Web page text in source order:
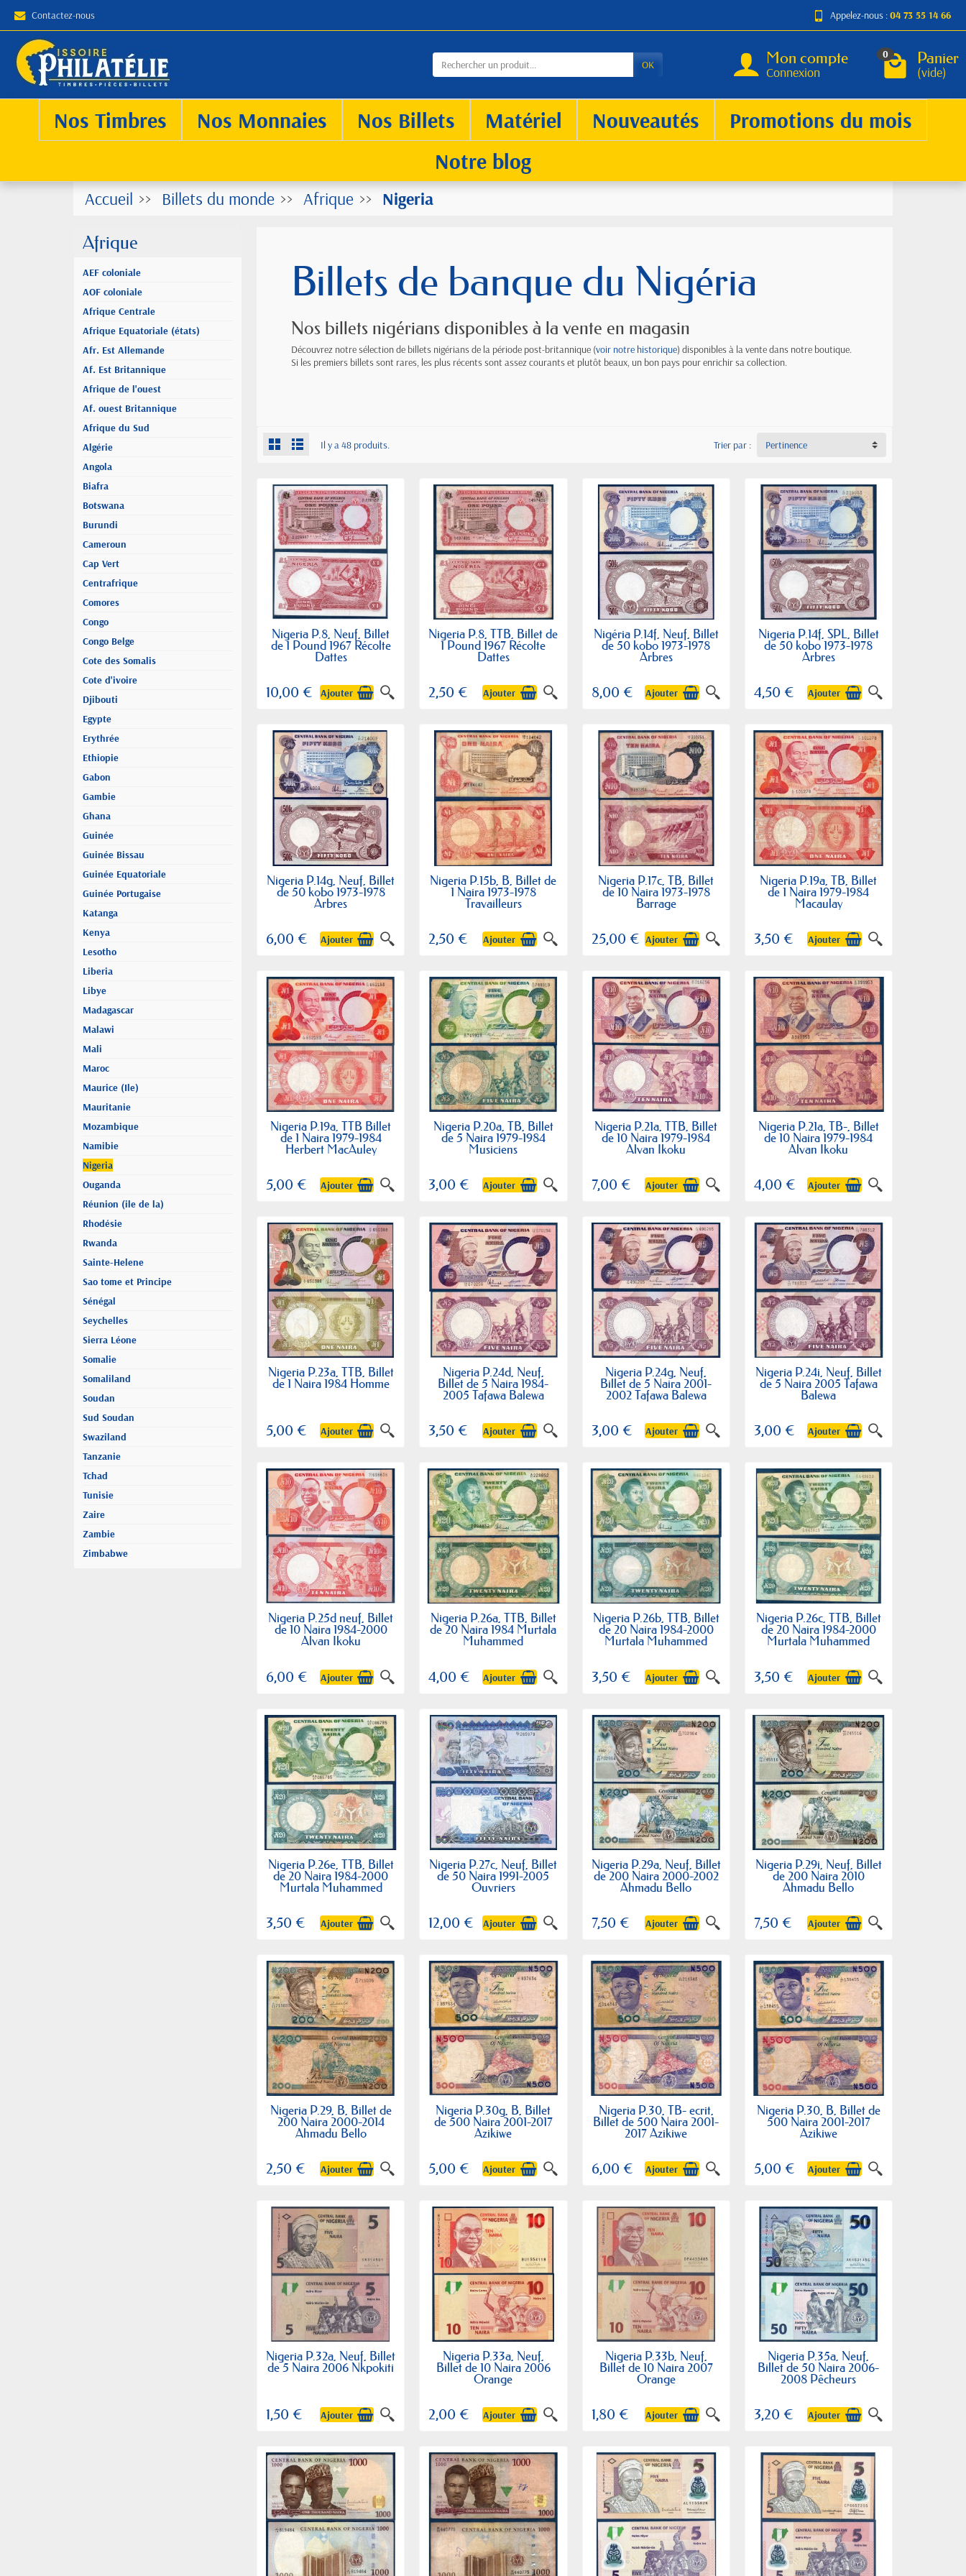
Contactez-nous Appelez-nous :04 73 55 14 66
OK Mon compte
Connexion
0 Panier
(vide)
Nos Timbres Nos Monnaies Nos Billets Matériel Nouveautés
Promotions du mois
Notre blog
Accueil Billets du monde Afrique Nigeria
Afrique
AEF coloniale
AOF coloniale
Afrique Centrale
Afrique Equatoriale (états)
Afr. Est Allemande
Af. Est Britannique
Afrique de l'ouest
Af. ouest Britannique
Afrique du Sud
Algérie
Angola
Biafra
Botswana
Burundi
Cameroun
Cap Vert
Centrafrique
Comores
Congo
Congo Belge
Cote des Somalis
Cote d'ivoire
Djibouti
Egypte
Erythrée
Ethiopie
Gabon
Gambie
Ghana
Guinée
Guinée Bissau
Guinée Equatoriale
Guinée Portugaise
Katanga
Kenya
Lesotho
Liberia
Libye
Madagascar
Malawi
Mali
Maroc
Maurice (Ile)
Mauritanie
Mozambique
Namibie
Nigeria
Ouganda
Réunion (ile de la)
Rhodésie
Rwanda
Sainte-Helene
Sao tome et Principe
Sénégal
Seychelles
Sierra Léone
Somalie
Somaliland
Soudan
Sud Soudan
Swaziland
Tanzanie
Tchad
Tunisie
Zaire
Zambie
Zimbabwe
Billets de banque du Nigéria
Nos billets nigérians disponibles à la vente en magasin
Découvrez notre sélection de billets nigérians de la période post-britannique (voir notre historique) disponibles à la vente dans notre boutique.
Si les premiers billets sont rares, les plus récents sont assez courants et plutôt beaux, un bon pays pour enrichir sa collection.
Il y a 48 produits. Trier par : Pertinence
Nigeria P.8, Neuf, Billet
de 1 Pound 1967 Récolte
Dattes
10,00 € Ajouter
Nigeria P.8, TTB, Billet de
1 Pound 1967 Récolte
Dattes
2,50 € Ajouter
Nigéria P.14f, Neuf, Billet
de 50 kobo 1973-1978
Arbres
8,00 € Ajouter
Nigeria P.14f, SPL, Billet
de 50 kobo 1973-1978
Arbres
4,50 € Ajouter
Nigeria P.14g, Neuf, Billet
de 50 kobo 1973-1978
Arbres
6,00 € Ajouter
Nigeria P.15b, B, Billet de
1 Naira 1973-1978
Travailleurs
2,50 € Ajouter
Nigeria P.17c, TB, Billet
de 10 Naira 1973-1978
Barrage
25,00 € Ajouter
Nigeria P.19a, TB, Billet
de 1 Naira 1979-1984
Macaulay
3,50 € Ajouter
Nigeria P.19a, TTB Billet
de 1 Naira 1979-1984
Herbert MacAuley
5,00 € Ajouter
Nigeria P.20a, TB, Billet
de 5 Naira 1979-1984
Musiciens
3,00 € Ajouter
Nigeria P.21a, TTB, Billet
de 10 Naira 1979-1984
Alvan Ikoku
7,00 € Ajouter
Nigeria P.21a, TB-, Billet
de 10 Naira 1979-1984
Alvan Ikoku
4,00 € Ajouter
Nigeria P.23a, TTB, Billet
de 1 Naira 1984 Homme
5,00 € Ajouter
Nigeria P.24d, Neuf,
Billet de 5 Naira 1984-
2005 Tafawa Balewa
3,50 € Ajouter
Nigeria P.24g, Neuf,
Billet de 5 Naira 2001-
2002 Tafawa Balewa
3,00 € Ajouter
Nigeria P.24i, Neuf, Billet
de 5 Naira 2005 Tafawa
Balewa
3,00 € Ajouter
Nigeria P.25d neuf, Billet
de 10 Naira 1984-2000
Alvan Ikoku
6,00 € Ajouter
Nigeria P.26a, TTB, Billet
de 20 Naira 1984 Murtala
Muhammed
4,00 € Ajouter
Nigeria P.26b, TTB, Billet
de 20 Naira 1984-2000
Murtala Muhammed
3,50 € Ajouter
Nigeria P.26c, TTB, Billet
de 20 Naira 1984-2000
Murtala Muhammed
3,50 € Ajouter
Nigeria P.26e, TTB, Billet
de 20 Naira 1984-2000
Murtala Muhammed
3,50 € Ajouter
Nigeria P.27c, Neuf, Billet
de 50 Naira 1991-2005
Ouvriers
12,00 € Ajouter
Nigeria P.29a, Neuf, Billet
de 200 Naira 2000-2002
Ahmadu Bello
7,50 € Ajouter
Nigeria P.29i, Neuf, Billet
de 200 Naira 2010
Ahmadu Bello
7,50 € Ajouter
Nigeria P.29, B, Billet de
200 Naira 2000-2014
Ahmadu Bello
2,50 € Ajouter
Nigeria P.30g, B, Billet
de 500 Naira 2001-2017
Azikiwe
5,00 € Ajouter
Nigeria P.30, TB- ecrit,
Billet de 500 Naira 2001-
2017 Azikiwe
6,00 € Ajouter
Nigeria P.30, B, Billet de
500 Naira 2001-2017
Azikiwe
5,00 € Ajouter
Nigeria P.32a, Neuf, Billet
de 5 Naira 2006 Nkpokiti
1,50 € Ajouter
Nigeria P.33a, Neuf,
Billet de 10 Naira 2006
Orange
2,00 € Ajouter
Nigeria P.33b, Neuf,
Billet de 10 Naira 2007
Orange
1,80 € Ajouter
Nigeria P.35a, Neuf,
Billet de 50 Naira 2006-
2008 Pêcheurs
3,20 € Ajouter